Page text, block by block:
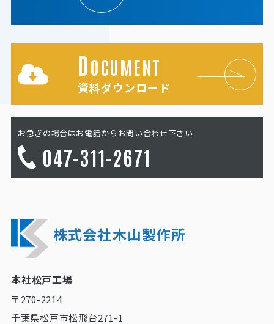
DOCUMENT
資料ダウンロード
お急ぎの場合はお電話からお問い合わせ下さい
047-311-2671
株式会社木山製作所
本社松戸工場
〒270-2214
千葉県松戸市松飛台271-1